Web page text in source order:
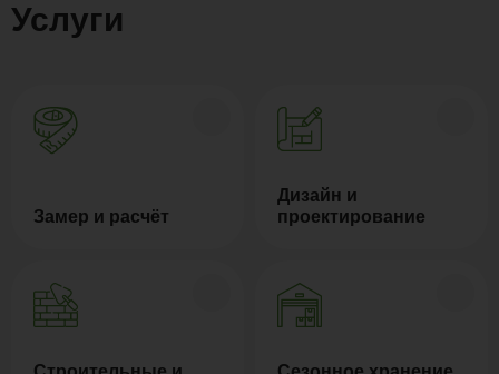
Услуги
Замер и расчёт
Дизайн и
проектирование